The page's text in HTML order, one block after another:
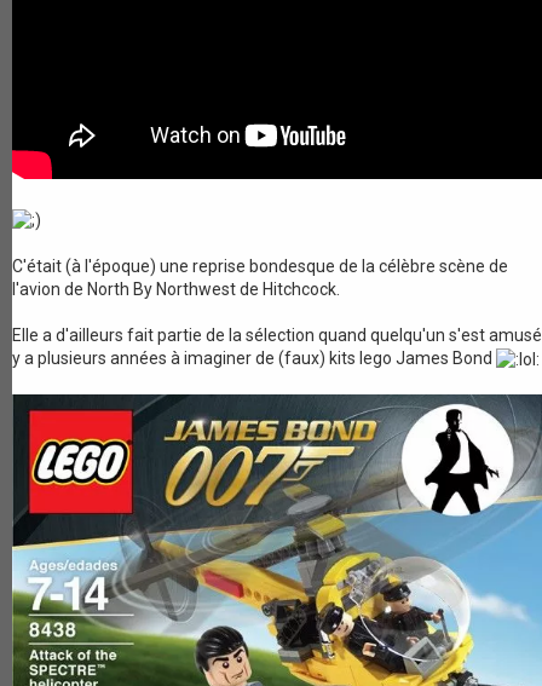
C'était (à l'époque) une reprise bondesque de la célèbre scène de
l'avion de North By Northwest de Hitchcock.
Elle a d'ailleurs fait partie de la sélection quand quelqu'un s'est
y a plusieurs années à imaginer de (faux) kits lego James Bond